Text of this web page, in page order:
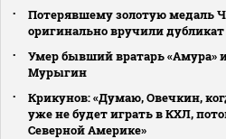
Потерявшему золотую медаль
оригинально вручили дубликат
Умер бывший вратарь «Амура»
Мурыгин
Крикунов: «Думаю, Овечкин,
уже не будет играть в КХЛ,
Северной Америке»